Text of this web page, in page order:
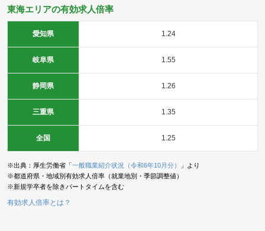
東海エリアの有効求人倍率
愛知県 1.24
岐阜県 1.55
静岡県 1.26
三重県 1.35
全国 1.25
※出典：厚生労働省「一般職業紹介状況（令和6年10月分）
」より
※都道府県・地域別有効求人倍率（就業地別・季節調整値）
※新規学卒者を除きパートタイムを含む
有効求人倍率とは？